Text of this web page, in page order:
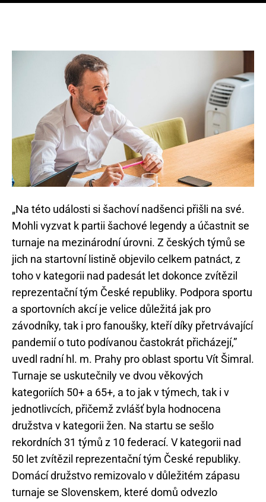
„Na této události si šachoví nadšenci přišli na své.
Mohli vyzvat k partii šachové legendy a účastnit se
turnaje na mezinárodní úrovni. Z českých týmů se
jich na startovní listině objevilo celkem patnáct, z
toho v kategorii nad padesát let dokonce zvítězil
reprezentační tým České republiky. Podpora sportu
a sportovních akcí je velice důležitá jak pro
závodníky, tak i pro fanoušky, kteří díky přetrvávající
pandemií o tuto podívanou častokrát přicházejí,”
uvedl radní hl. m. Prahy pro oblast sportu Vít Šimral.
Turnaje se uskutečnily ve dvou věkových
kategoriích 50+ a 65+, a to jak v týmech, tak i v
jednotlivcích, přičemž zvlášť byla hodnocena
družstva v kategorii žen. Na startu se sešlo
rekordních 31 týmů z 10 federací. V kategorii nad
50 let zvítězil reprezentační tým České republiky.
Domácí družstvo remizovalo v důležitém zápasu
turnaje se Slovenskem, které domů odvezlo